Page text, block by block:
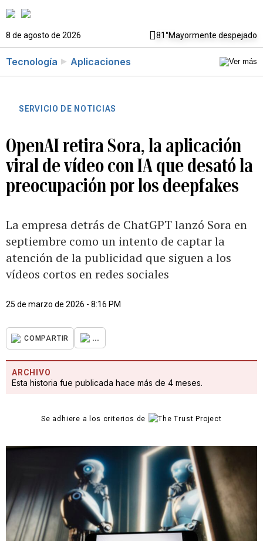
8 de agosto de 2026 81°Mayormente despejado
Tecnología Aplicaciones
SERVICIO DE NOTICIAS
OpenAI retira Sora, la aplicación
viral de vídeo con IA que desató la
preocupación por los deepfakes
La empresa detrás de ChatGPT lanzó Sora en
septiembre como un intento de captar la
atención de la publicidad que siguen a los
vídeos cortos en redes sociales
25 de marzo de 2026 - 8:16 PM
COMPARTIR ...
ARCHIVO
Esta historia fue publicada hace más de 4 meses.
Se adhiere a los criterios de